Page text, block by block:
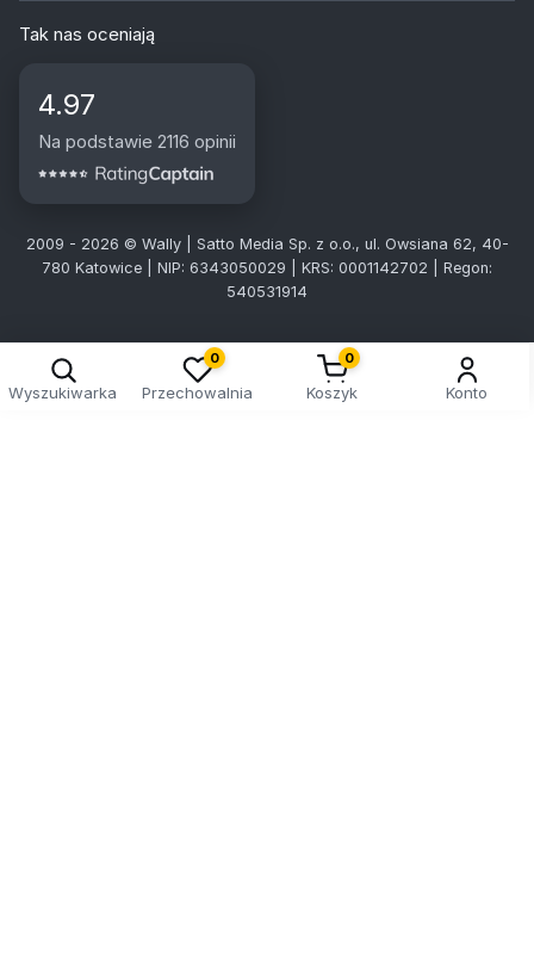
Tak nas oceniają
4.97
Na podstawie 2116 opinii
2009 - 2026 © Wally | Satto Media Sp. z o.o., ul. Owsiana 62, 40-
780 Katowice | NIP: 6343050029 | KRS: 0001142702 | Regon:
540531914
Wyszukiwarka
0
Przechowalnia
0
Koszyk Konto